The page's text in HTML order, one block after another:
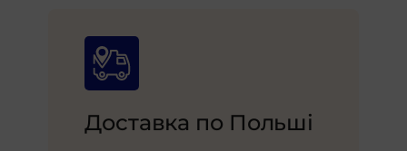
Доставка по Польші